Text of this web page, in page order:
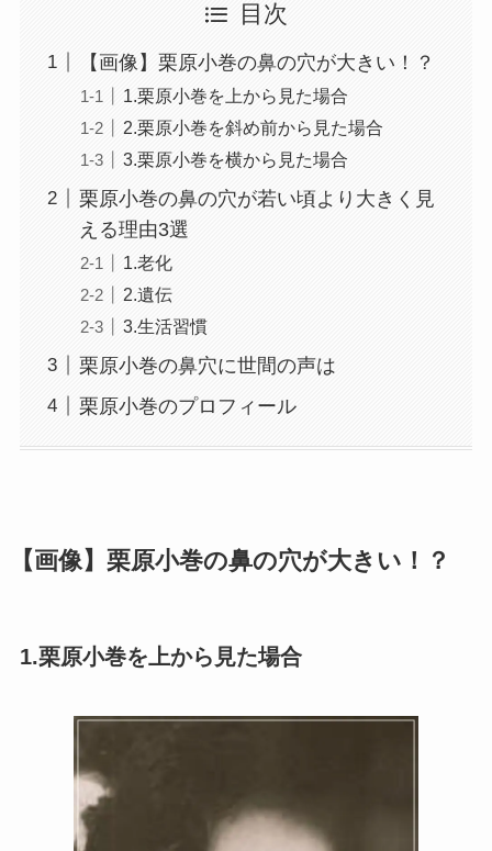
目次
【画像】栗原小巻の鼻の穴が大きい！？
1.栗原小巻を上から見た場合
2.栗原小巻を斜め前から見た場合
3.栗原小巻を横から見た場合
栗原小巻の鼻の穴が若い頃より大きく見
える理由3選
1.老化
2.遺伝
3.生活習慣
栗原小巻の鼻穴に世間の声は
栗原小巻のプロフィール
【画像】栗原小巻の鼻の穴が大きい！？
1.栗原小巻を上から見た場合